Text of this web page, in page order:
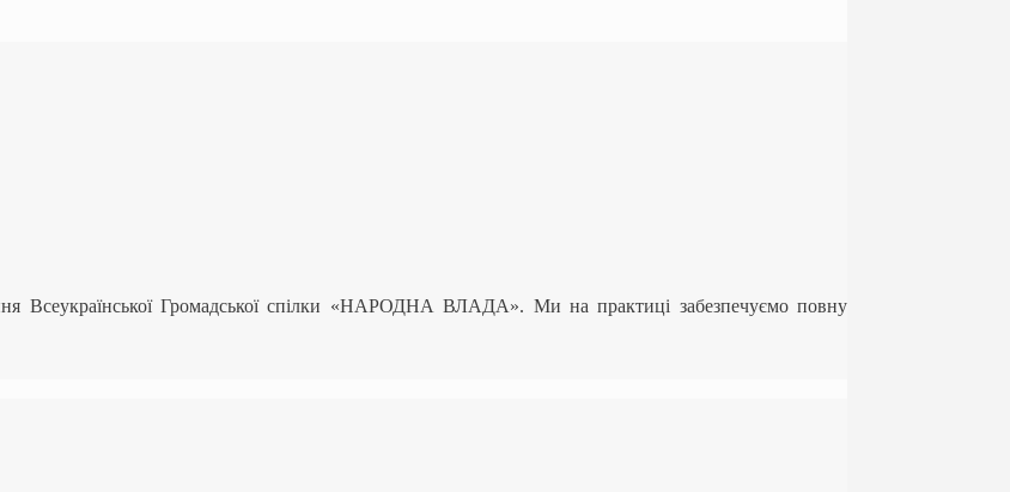
Всеукраїнської Громадської спілки «НАРОДНА ВЛАДА». Ми на практиці забезпечуємо повну